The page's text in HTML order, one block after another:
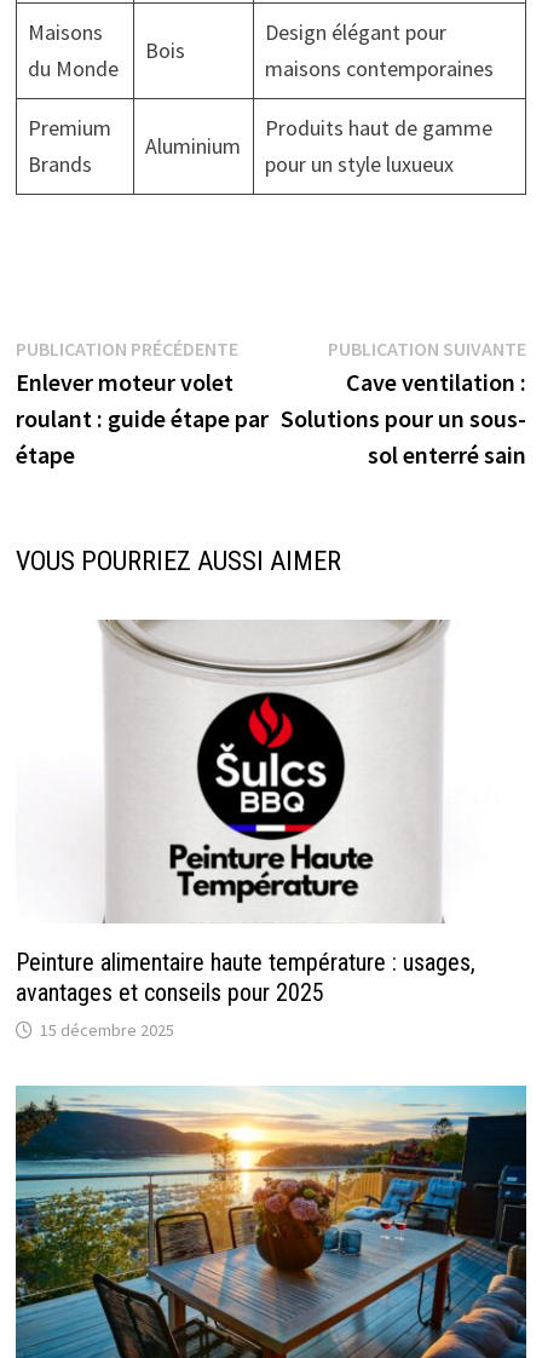
Maisons
du Monde
Bois
Design élégant pour
maisons contemporaines
Premium
Brands
Aluminium
Produits haut de gamme
pour un style luxueux
Navigation
de
l’article
PUBLICATION PRÉCÉDENTEPublication
précédente :
Enlever moteur volet
roulant : guide étape par
étape
PUBLICATION SUIVANTE
Cave ventilation :
Solutions pour un sous-
sol enterré sain
VOUS POURRIEZ AUSSI AIMER
Peinture alimentaire haute température : usages,
avantages et conseils pour 2025
15 décembre 2025